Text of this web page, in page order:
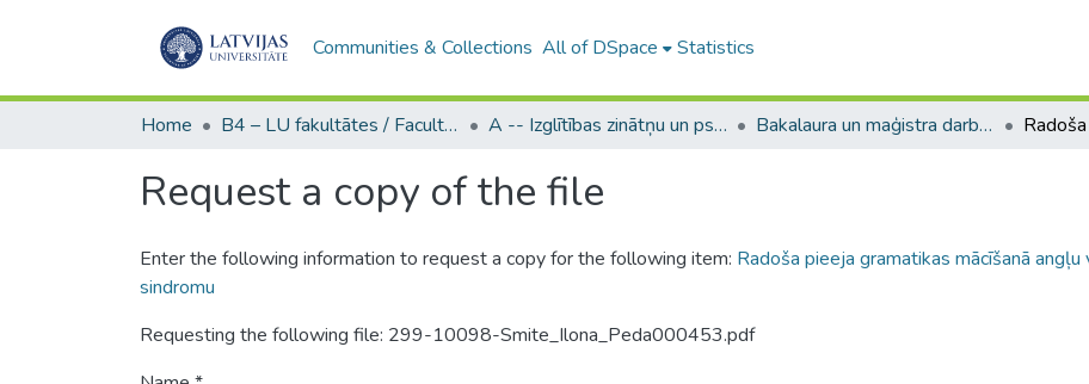
Communities & Collections All of DSpace Statistics
Home B4 – LU fakultātes / Faculties of the UL A -- Izglītības zinātņu un psiholoģijas fakultāte / Faculty of Education Sciences and Psychology Bakalaura un maģistra darbi (PPMF) / Bachelor's and Master's theses
Request a copy of the file
Enter the following information to request a copy for the following item: Radoša pieeja gramatikas mācīšanā
sindromu
Requesting the following file: 299-10098-Smite_Ilona_Peda000453.pdf